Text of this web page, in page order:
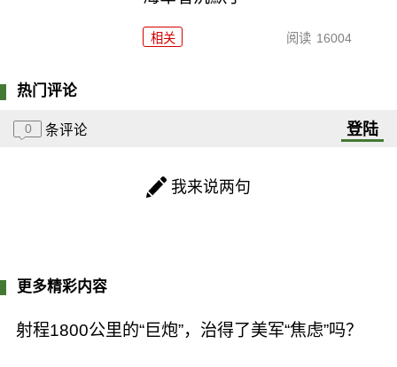
相关 阅读 16004
热门评论
0 条评论 登陆
我来说两句
更多精彩内容
射程1800公里的“巨炮”，治得了美军“焦虑”吗？